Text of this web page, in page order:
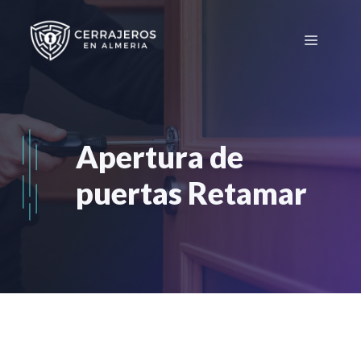
contenido
Menú
Apertura de
puertas Retamar